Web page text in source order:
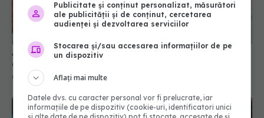
Alertă epidemică globală. Virusul care se extinde
din China către alte țări într-un ritm record
09 aug 2025, 18:34
Publicitate și conținut personalizat, măsurători
ale publicității și de conținut, cercetarea
audienței și dezvoltarea serviciilor
Stocarea și/sau accesarea informațiilor de pe
un dispozitiv
Aflați mai multe
Datele dvs. cu caracter personal vor fi prelucrate, iar
informațiile de pe dispozitiv (cookie-uri, identificatori unici